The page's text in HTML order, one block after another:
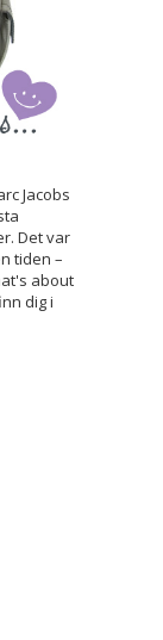
Jacobs
Det var
tiden –
about
dig i